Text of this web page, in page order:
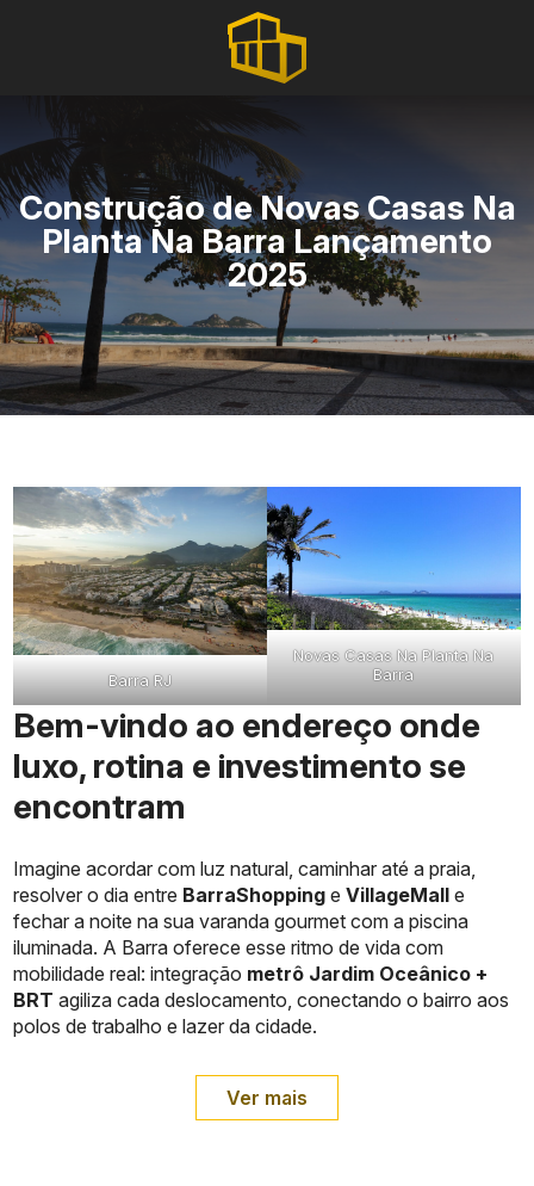
Construção de Novas Casas Na
Planta Na Barra Lançamento
2025
Barra RJ
Novas Casas Na Planta Na
Barra
Bem-vindo ao endereço onde
luxo, rotina e investimento se
encontram
Imagine acordar com luz natural, caminhar até a praia,
resolver o dia entre BarraShopping eVillageMall e
fechar a noite na sua varanda gourmet com a piscina
iluminada. A Barra oferece esse ritmo de vida com
mobilidade real: integração metrô Jardim Oceânico +
BRT agiliza cada deslocamento, conectando o bairro aos
polos de trabalho e lazer da cidade.
Ver mais